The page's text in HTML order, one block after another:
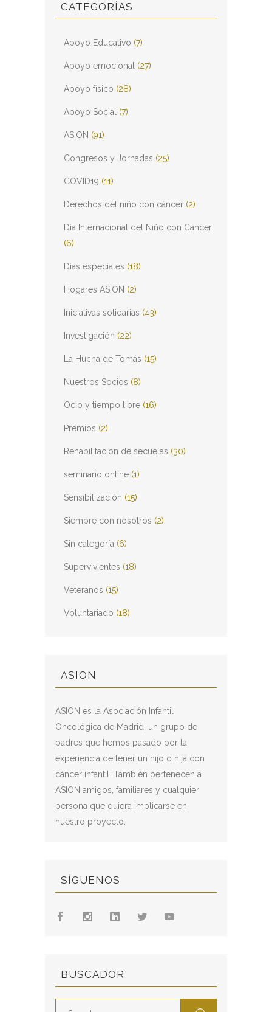
CATEGORÍAS
Apoyo Educativo (7)
Apoyo emocional (27)
Apoyo físico (28)
Apoyo Social (7)
ASION (91)
Congresos y Jornadas (25)
COVID19 (11)
Derechos del niño con cáncer (2)
Día Internacional del Niño con Cáncer
(6)
Días especiales (18)
Hogares ASION (2)
Iniciativas solidarias (43)
Investigación (22)
La Hucha de Tomás (15)
Nuestros Socios (8)
Ocio y tiempo libre (16)
Premios (2)
Rehabilitación de secuelas (30)
seminario online (1)
Sensibilización (15)
Siempre con nosotros (2)
Sin categoría (6)
Supervivientes (18)
Veteranos (15)
Voluntariado (18)
ASION
ASION es la Asociación Infantil
Oncológica de Madrid, un grupo de
padres que hemos pasado por la
experiencia de tener un hijo o hija con
cáncer infantil. También pertenecen a
ASION amigos, familiares y cualquier
persona que quiera implicarse en
nuestro proyecto.
SÍGUENOS
BUSCADOR